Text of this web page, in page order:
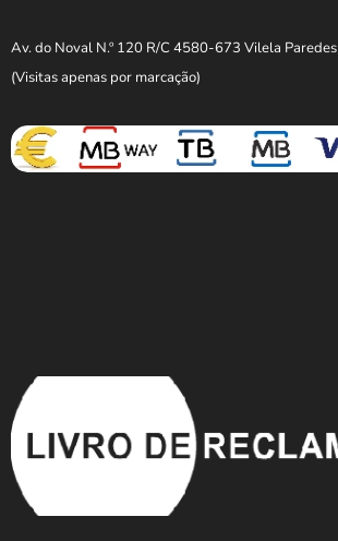
Av. do Noval N.º 120 R/C 4580-673 Vilela Paredes
(Visitas apenas por marcação)